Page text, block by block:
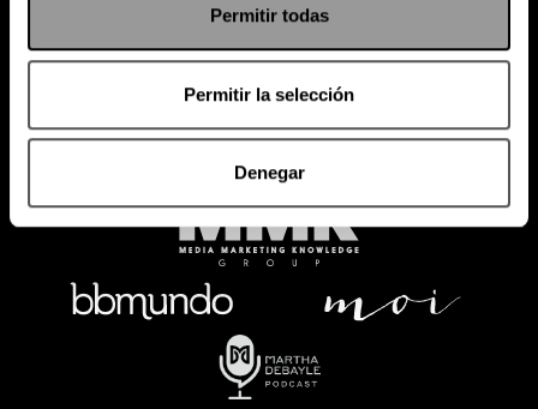
Permitir todas
Permitir la selección
Denegar
SACA TU ID